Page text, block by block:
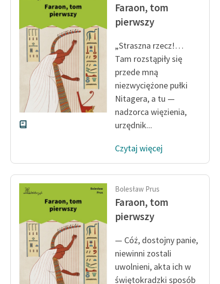
Kontakt
O projekcie
Zasady wykorzystania
Wolnych Lektur
Materiały promocyjne
Polityka prywatności
Regulamin biblioteki
Dane fundacji i
sprawozdania finansowe
Regulamin darowizn
Informacja o treściach
wrażliwych
Faraon, tom
pierwszy
„Straszna rzecz!…
Tam rozstąpiły się
przede mną
niezwyciężone pułki
Nitagera, a tu —
nadzorca więzienia,
urzędnik...
Czytaj więcej
Bolesław Prus
Faraon, tom
pierwszy
— Cóż, dostojny panie,
niewinni zostali
uwolnieni, akta ich w
świętokradzki sposób